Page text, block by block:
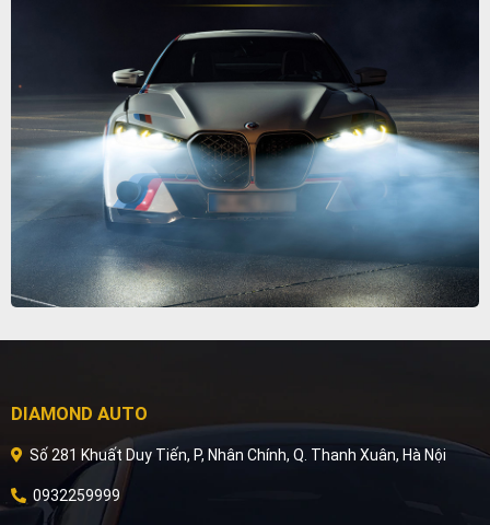
DIAMOND AUTO
Số 281 Khuất Duy Tiến, P, Nhân Chính, Q. Thanh Xuân, Hà Nội
0932259999